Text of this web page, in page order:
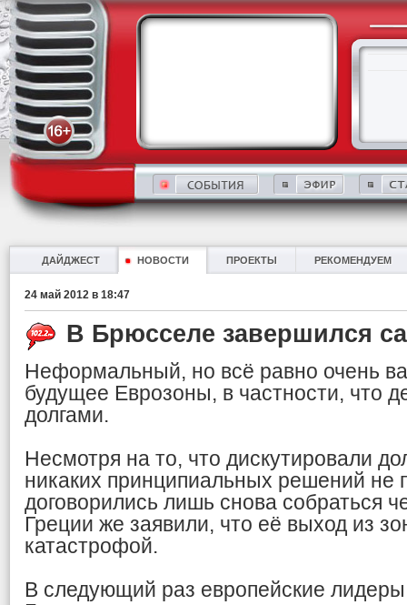
ДАЙДЖЕСТ НОВОСТИ ПРОЕКТЫ РЕКОМЕНДУЕМ
24 май 2012 в 18:47
В Брюсселе завершился
Неформальный, но всё равно очень
будущее Еврозоны, в частности, что
долгами.
Несмотря на то, что дискутировали
никаких принципиальных решений не
договорились лишь снова собраться
Греции же заявили, что её выход из
катастрофой.
В следующий раз европейские лидеры